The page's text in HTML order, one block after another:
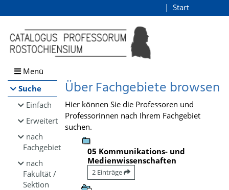
Browsen
direkt zum Inhalt
Start
Menü
Suche
Einfach
Erweitert
nach
Fachgebiet
nach
Fakultät /
Sektion
Über Fachgebiete browsen
Hier können Sie die Professoren und
Professorinnen nach Ihrem Fachgebiet
suchen.
05 Kommunikations- und
Medienwissenschaften
2 Einträge